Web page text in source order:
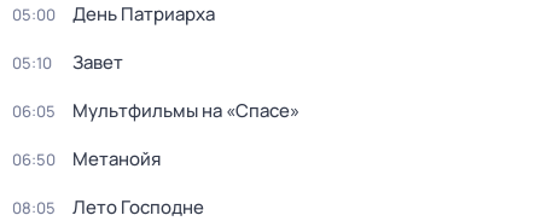
05:00 День Патриарха
05:10 Завет
06:05 Мультфильмы на «Спасе»
06:50 Метанойя
08:05 Лето Господне